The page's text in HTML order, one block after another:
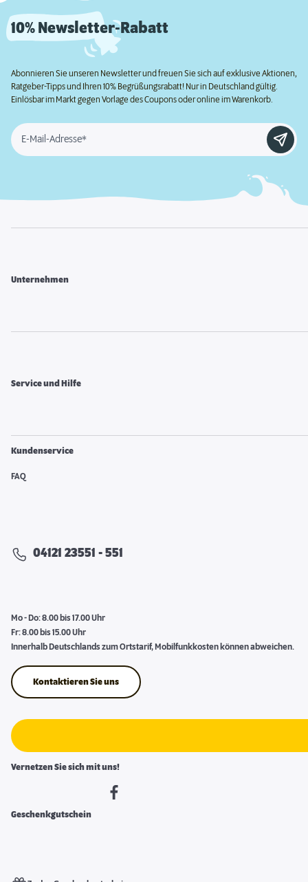
10% Newsletter-Rabatt
Abonnieren Sie unseren Newsletter und freuen Sie sich auf exklusive Aktionen,
Ratgeber-Tipps und Ihren 10% Begrüßungsrabatt! Nur in Deutschland gültig.
Einlösbar im Markt gegen Vorlage des Coupons oder online im Warenkorb.
E-Mail-Adresse*
Unternehmen
Service und Hilfe
Kundenservice
FAQ
04121 23551 - 551
Mo - Do: 8.00 bis 17.00 Uhr
Fr: 8.00 bis 15.00 Uhr
Innerhalb Deutschlands zum Ortstarif, Mobilfunkkosten können abweichen.
Kontaktieren Sie uns
Vernetzen Sie sich mit uns!
Geschenkgutschein